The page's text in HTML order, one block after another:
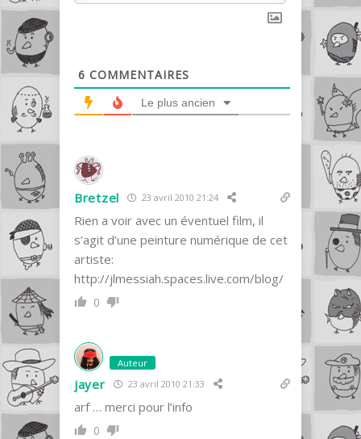
6 COMMENTAIRES
Le plus ancien
Bretzel 23 avril 2010 21:24
Rien a voir avec un éventuel film, il
s’agit d’une peinture numérique de cet
artiste:
http://jlmessiah.spaces.live.com/blog/
0
Auteur
jayer 23 avril 2010 21:33
arf … merci pour l’info
0